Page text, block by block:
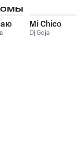
Mi Chico
Dj Goja